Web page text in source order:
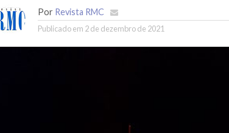
Por Revista RMC
Publicado em 2 de dezembro de 2021